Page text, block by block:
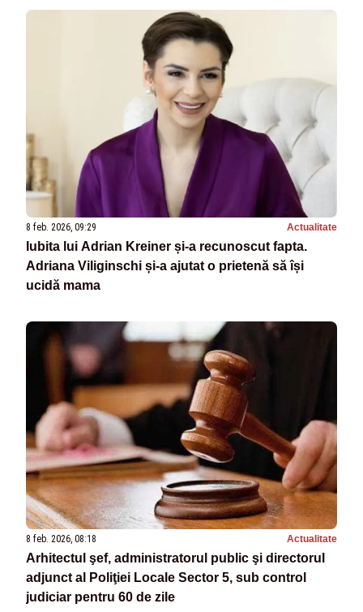
8 feb. 2026, 09:29 Actualitate
Iubita lui Adrian Kreiner și-a recunoscut fapta.
Adriana Viliginschi și-a ajutat o prietenă să își
ucidă mama
8 feb. 2026, 08:18 Actualitate
Arhitectul şef, administratorul public şi directorul
adjunct al Poliţiei Locale Sector 5, sub control
judiciar pentru 60 de zile